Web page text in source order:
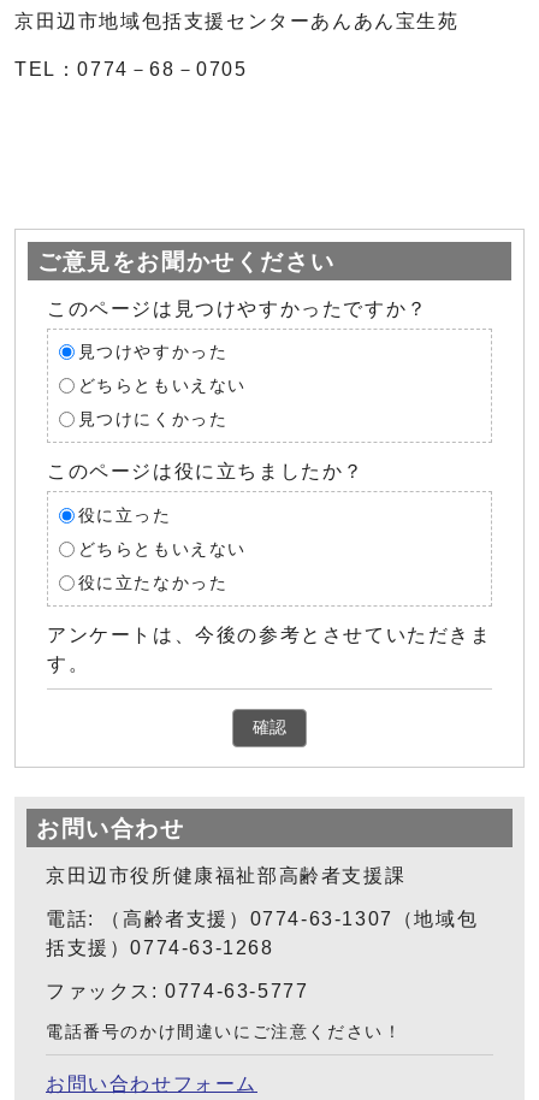
京田辺市地域包括支援センターあんあん宝生苑
TEL：0774－68－0705
ご意見をお聞かせください
このページは見つけやすかったですか？
見つけやすかった
どちらともいえない
見つけにくかった
このページは役に立ちましたか？
役に立った
どちらともいえない
役に立たなかった
アンケートは、今後の参考とさせていただきま
す。
確認
お問い合わせ
京田辺市役所健康福祉部高齢者支援課
電話: （高齢者支援）0774-63-1307（地域包
括支援）0774-63-1268
ファックス: 0774-63-5777
電話番号のかけ間違いにご注意ください！
お問い合わせフォーム